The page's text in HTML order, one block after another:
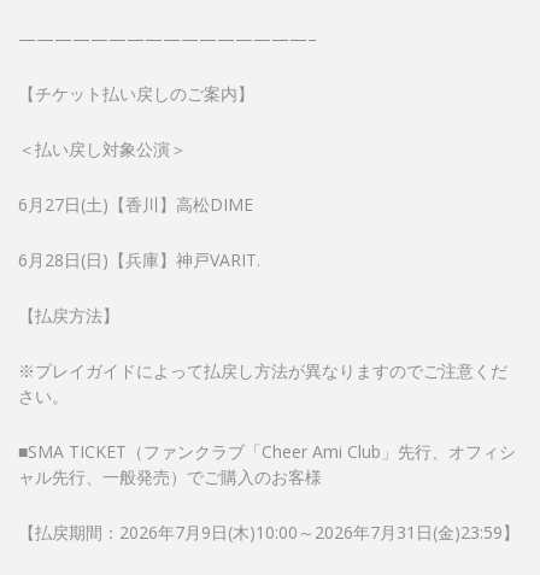
————————————————–
【チケット払い戻しのご案内】
＜払い戻し対象公演＞
6月27日(土)【香川】高松DIME
6月28日(日)【兵庫】神戸VARIT.
【払戻方法】
※プレイガイドによって払戻し方法が異なりますのでご注意くだ
さい。
■SMA TICKET（ファンクラブ「Cheer Ami Club」先行、オフィシ
ャル先行、一般発売）でご購入のお客様
【払戻期間：2026年7月9日(木)10:00～2026年7月31日(金)23:59】